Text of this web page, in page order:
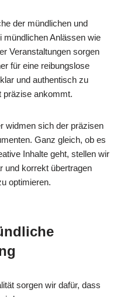
der mündlichen und
mündlichen Anlässen wie
Veranstaltungen sorgen
für eine reibungslose
und authentisch zu
präzise ankommt.
widmen sich der präzisen
Ganz gleich, ob es
Inhalte geht, stellen wir
und korrekt übertragen
optimieren.
sorgen wir dafür, dass